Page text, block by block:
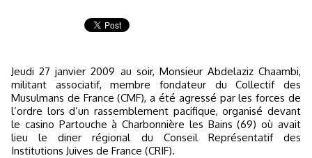
Jeudi 27 janvier 2009 au soir, Monsieur Abdelaziz Chaambi,
militant associatif, membre fondateur du Collectif des
Musulmans de France (CMF), a été agressé par les forces de
l’ordre lors d’un rassemblement pacifique, organisé devant
le casino Partouche à Charbonnière les Bains (69) où avait
lieu le diner régional du Conseil Représentatif des
Institutions Juives de France (CRIF).